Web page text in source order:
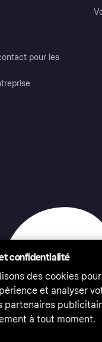
pour les
confidentialité
des cookies
et analyser
partenaires
à tout moment.